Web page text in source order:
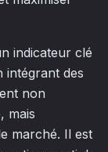
indicateur clé
intégrant des
non
mais
marché. Il est